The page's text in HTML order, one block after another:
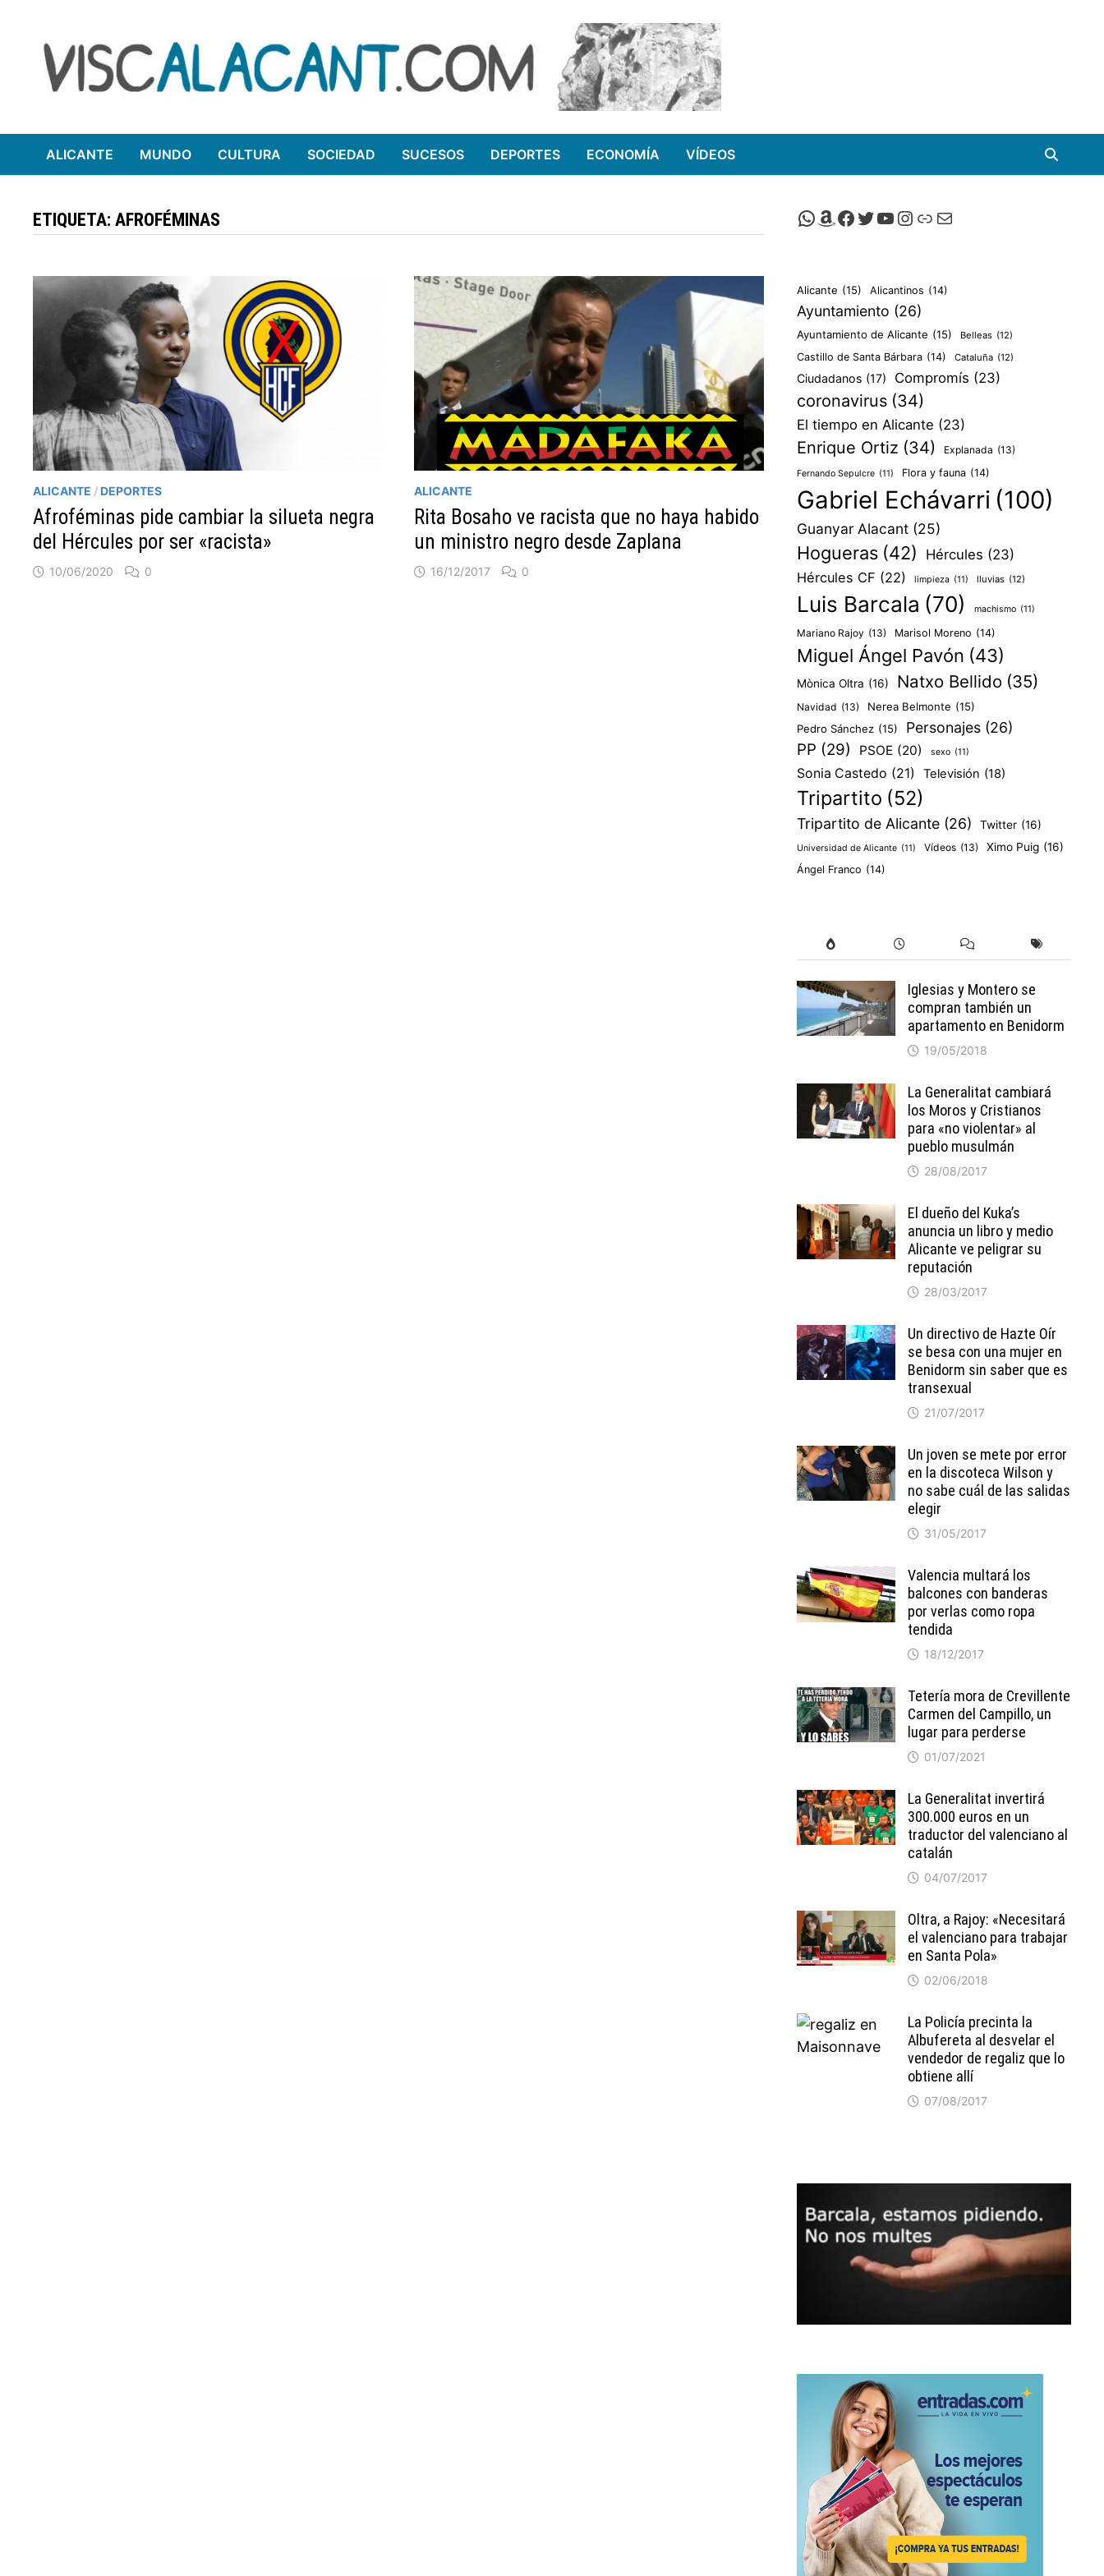
contenido
ALICANTE MUNDO CULTURA SOCIEDAD SUCESOS DEPORTES ECONOMÍA VÍDEOS
ETIQUETA:AFROFÉMINAS
ALICANTE / DEPORTES
Afroféminas pide cambiar la silueta negra
del Hércules por ser «racista»
10/06/2020 0
ALICANTE
Rita Bosaho ve racista que no haya habido
un ministro negro desde Zaplana
16/12/2017 0
Canal de Whatsapp de Viscalacant
Comprar en Amazon
Facebook de Viscalacant
Twitter de Viscalacant
Canal de Youtube de Viscalacant
Instagram de Viscalacant
Viscalacant en Polkaverse
Correo electrónico
Alicante (15) Alicantinos (14)
Ayuntamiento (26)
Ayuntamiento de Alicante (15) Belleas (12)
Castillo de Santa Bárbara (14) Cataluña (12)
Ciudadanos (17) Compromís (23)
coronavirus (34)
El tiempo en Alicante (23)
Enrique Ortiz (34) Explanada (13)
Fernando Sepulcre (11) Flora y fauna (14)
Gabriel Echávarri (100)
Guanyar Alacant (25)
Hogueras (42) Hércules (23)
Hércules CF (22) limpieza (11) lluvias (12)
Luis Barcala (70) machismo (11)
Mariano Rajoy (13) Marisol Moreno (14)
Miguel Ángel Pavón (43)
Mònica Oltra (16) Natxo Bellido (35)
Navidad (13) Nerea Belmonte (15)
Pedro Sánchez (15) Personajes (26)
PP (29) PSOE (20) sexo (11)
Sonia Castedo (21) Televisión (18)
Tripartito (52)
Tripartito de Alicante (26) Twitter (16)
Universidad de Alicante (11) Vídeos (13) Ximo Puig (16)
Ángel Franco (14)
Iglesias y Montero se
compran también un
apartamento en Benidorm
19/05/2018
La Generalitat cambiará
los Moros y Cristianos
para «no violentar» al
pueblo musulmán
28/08/2017
El dueño del Kuka’s
anuncia un libro y medio
Alicante ve peligrar su
reputación
28/03/2017
Un directivo de Hazte Oír
se besa con una mujer en
Benidorm sin saber que es
transexual
21/07/2017
Un joven se mete por error
en la discoteca Wilson y
no sabe cuál de las salidas
elegir
31/05/2017
Valencia multará los
balcones con banderas
por verlas como ropa
tendida
18/12/2017
Tetería mora de Crevillente
Carmen del Campillo, un
lugar para perderse
01/07/2021
La Generalitat invertirá
300.000 euros en un
traductor del valenciano al
catalán
04/07/2017
Oltra, a Rajoy: «Necesitará
el valenciano para trabajar
en Santa Pola»
02/06/2018
La Policía precinta la
Albufereta al desvelar el
vendedor de regaliz que lo
obtiene allí
07/08/2017